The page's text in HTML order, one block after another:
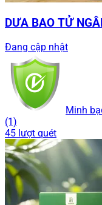
DƯA BAO TỬ
Đang cập nhật
Minh
(1)
45 lượt quét